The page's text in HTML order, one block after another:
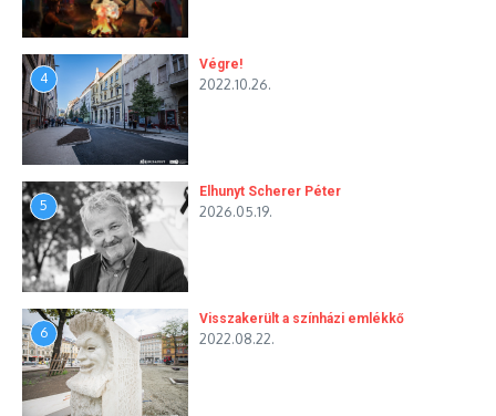
4
Végre!
2022.10.26.
5
Elhunyt Scherer Péter
2026.05.19.
6
Visszakerült a színházi emlékkő
2022.08.22.